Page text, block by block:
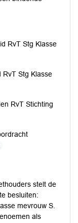
RvT Stg Klasse
RvT Stg Klasse
RvT Stichting
stelt de
besluiten:
mevrouw S.
als